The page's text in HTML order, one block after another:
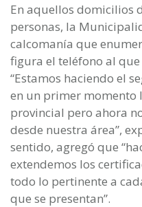
En aquellos domicilios
personas, la
calcomanía que
figura el teléfono al
“Estamos haciendo el
en un primer momento
provincial pero ahora
desde nuestra área”,
sentido, agregó que
extendemos los
todo lo pertinente a
que se presentan”.